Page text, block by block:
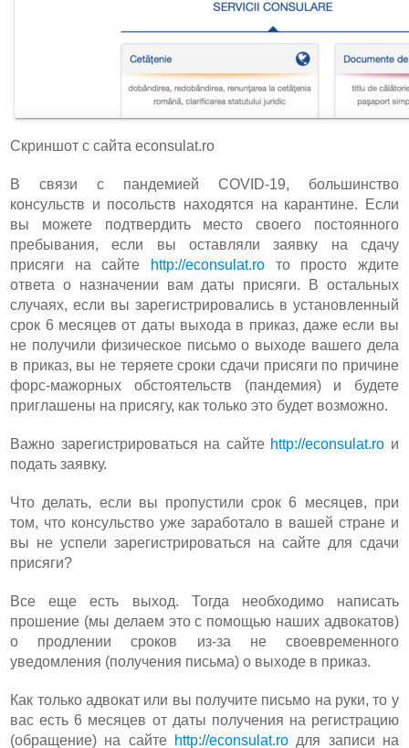
Скриншот с сайта econsulat.ro
В связи с пандемией COVID-19, большинство
консульств и посольств находятся на карантине. Если
вы можете подтвердить место своего постоянного
пребывания, если вы оставляли заявку на сдачу
присяги на сайте
http://econsulat.ro то просто ждите
ответа о назначении вам даты присяги. В остальных
случаях, если вы зарегистрировались в установленный
срок 6 месяцев от даты выхода в приказ, даже если вы
не получили физическое письмо о выходе вашего дела
в приказ, вы не теряете сроки сдачи присяги по причине
форс-мажорных обстоятельств (пандемия) и будете
приглашены на присягу, как только это будет возможно.
Важно зарегистрироваться на сайте http://econsulat.ro и
подать заявку.
Что делать, если вы пропустили срок 6 месяцев, при
том, что консульство уже заработало в вашей стране и
вы не успели зарегистрироваться на сайте для сдачи
присяги?
Все еще есть выход. Тогда необходимо написать
прошение (мы делаем это с помощью наших адвокатов)
о продлении сроков из-за не своевременного
уведомления (получения письма) о выходе в приказ.
Как только адвокат или вы получите письмо на руки, то у
вас есть 6 месяцев от даты получения на регистрацию
(обращение) на сайте http://econsulat.ro для записи на